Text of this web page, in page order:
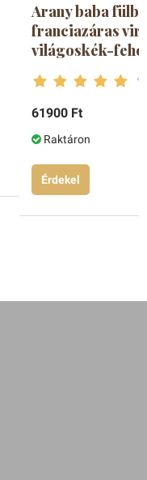
Arany baba
franciazáras
világoskék-
61900 Ft
Raktáron
Érdekel